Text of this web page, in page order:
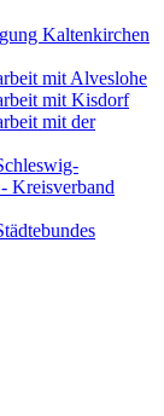
Kaltenkirchen
mit Alveslohe
mit Kisdorf
mit der
Kreisverband